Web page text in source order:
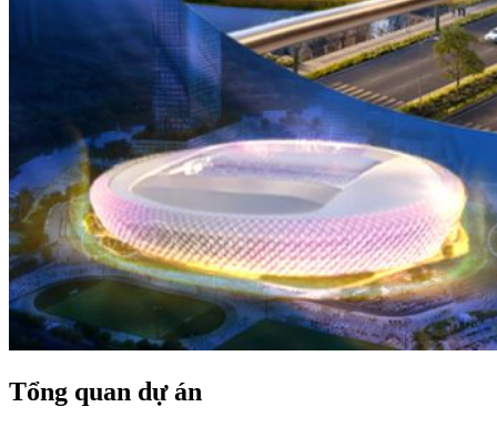
Tổng quan dự án